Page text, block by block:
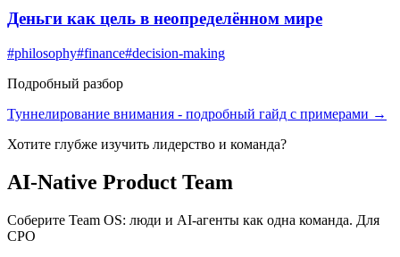
Деньги как цель в неопределённом мире
#philosophy#finance#decision-making
Подробный разбор
Туннелирование внимания - подробный гайд с примерами →
Хотите глубже изучить лидерство и команда?
AI-Native Product Team
Соберите Team OS: люди и AI-агенты как одна команда. Для
CPO